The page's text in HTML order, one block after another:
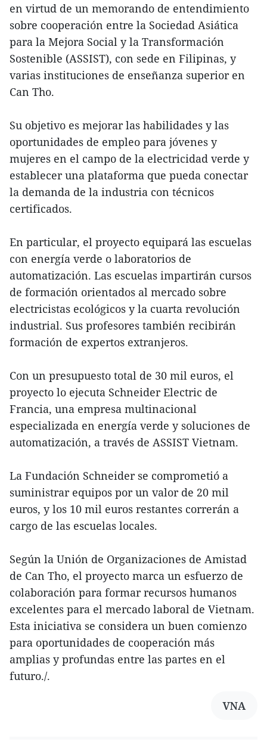
en virtud de un memorando de entendimiento
sobre cooperación entre la Sociedad Asiática
para la Mejora Social y la Transformación
Sostenible (ASSIST), con sede en Filipinas, y
varias instituciones de enseñanza superior en
Can Tho.
Su objetivo es mejorar las habilidades y las
oportunidades de empleo para jóvenes y
mujeres en el campo de la electricidad verde y
establecer una plataforma que pueda conectar
la demanda de la industria con técnicos
certificados.
En particular, el proyecto equipará las escuelas
con energía verde o laboratorios de
automatización. Las escuelas impartirán cursos
de formación orientados al mercado sobre
electricistas ecológicos y la cuarta revolución
industrial. Sus profesores también recibirán
formación de expertos extranjeros.
Con un presupuesto total de 30 mil euros, el
proyecto lo ejecuta Schneider Electric de
Francia, una empresa multinacional
especializada en energía verde y soluciones de
automatización, a través de ASSIST Vietnam.
La Fundación Schneider se comprometió a
suministrar equipos por un valor de 20 mil
euros, y los 10 mil euros restantes correrán a
cargo de las escuelas locales.
Según la Unión de Organizaciones de Amistad
de Can Tho, el proyecto marca un esfuerzo de
colaboración para formar recursos humanos
excelentes para el mercado laboral de Vietnam.
Esta iniciativa se considera un buen comienzo
para oportunidades de cooperación más
amplias y profundas entre las partes en el
futuro./.
VNA